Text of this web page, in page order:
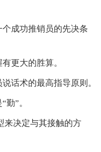
成功推销员的先决条
更大的胜算。
话术的最高指导原则。
勤”。
来决定与其接触的方